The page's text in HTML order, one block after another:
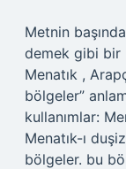
Metnin
demek gibi bir
Menatık ,
bölgeler”
kullanımlar:
Menatık-ı
bölgeler. bu